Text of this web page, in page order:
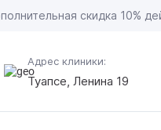
скидка 10%
Адрес клиники:
Туапсе, Ленина 19